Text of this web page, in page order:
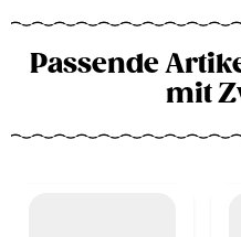
Passende
mit